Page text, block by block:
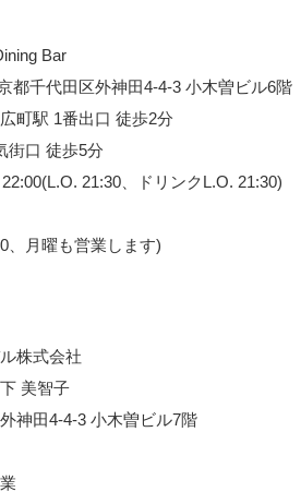
Bar
千代田区外神田4-4-3 小木曽ビル6階
町駅 1番出口 徒歩2分
徒歩5分
21:30、ドリンクL.O. 21:30)
曜も営業します)
株式会社
美智子
神田4-4-3 小木曽ビル7階